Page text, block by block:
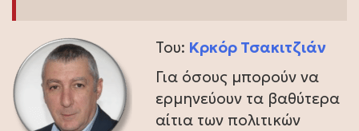
Του: Κρκόρ Τσακιτζιάν
Για όσους μπορούν να
ερμηνεύουν τα βαθύτερα
αίτια των πολιτικών